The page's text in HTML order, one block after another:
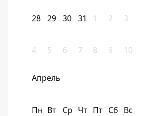
28 29 30 31 1 2 3
4 5 6 7 8 9 10
Апрель
Пн Вт Ср Чт Пт Сб Вс